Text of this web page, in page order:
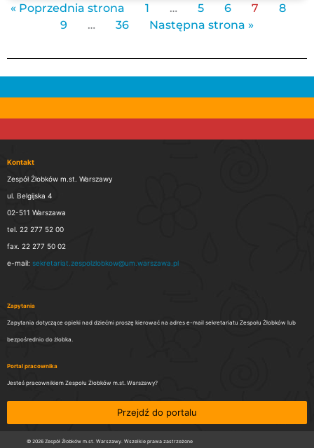
« Poprzednia strona 1 … 5 6 7 8
9 … 36 Następna strona »
Kontakt
Zespół Żłobków m.st. Warszawy
ul. Belgijska 4
02-511 Warszawa
tel. 22 277 52 00
fax. 22 277 50 02
e-mail: sekretariat.zespolzlobkow@um.warszawa.pl
Zapytania
Zapytania dotyczące opieki nad dziećmi proszę kierować na adres e-mail sekretariatu Zespołu Żłobków lub
bezpośrednio do żłobka.
Portal pracownika
Jesteś pracownikiem Zespołu Żłobków m.st. Warszawy?
Przejdź do portalu
© 2026 Zespół Żłobków m.st. Warszawy. Wszelkie prawa zastrzeżone